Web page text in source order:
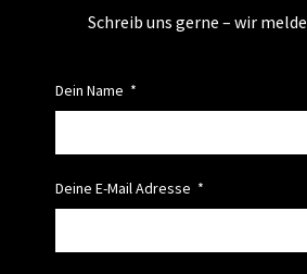
Schreib uns gerne – wir
Dein Name
Deine E-Mail Adresse